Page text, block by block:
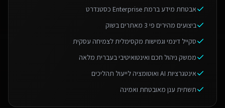
אבטחת מידע ברמת Enterprise כסטנדרט
ביצועים מהירים פי 3 מאתרים בשוק
סקייל דינמי וגמישות מקסימלית לצמיחה עסקית
ממשק ניהול חכם ואינטואיטיבי בעברית מלאה
אינטגרציות AI ואוטומציה לייעול תהליכים
תשתית ענן מאובטחת ואמינה